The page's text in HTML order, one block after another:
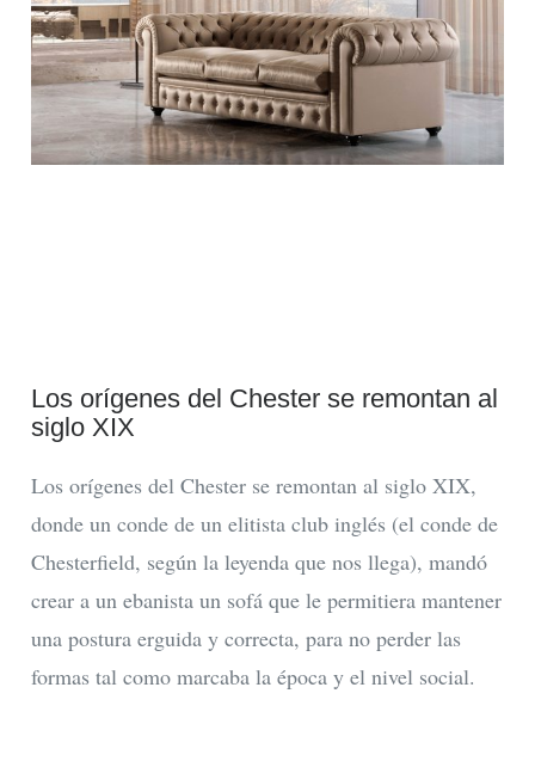
Los orígenes del Chester se remontan al
siglo XIX
Los orígenes del Chester se remontan al siglo XIX,
donde un conde de un elitista club inglés (el conde de
Chesterfield, según la leyenda que nos llega), mandó
crear a un ebanista un sofá que le permitiera mantener
una postura erguida y correcta, para no perder las
formas tal como marcaba la época y el nivel social.